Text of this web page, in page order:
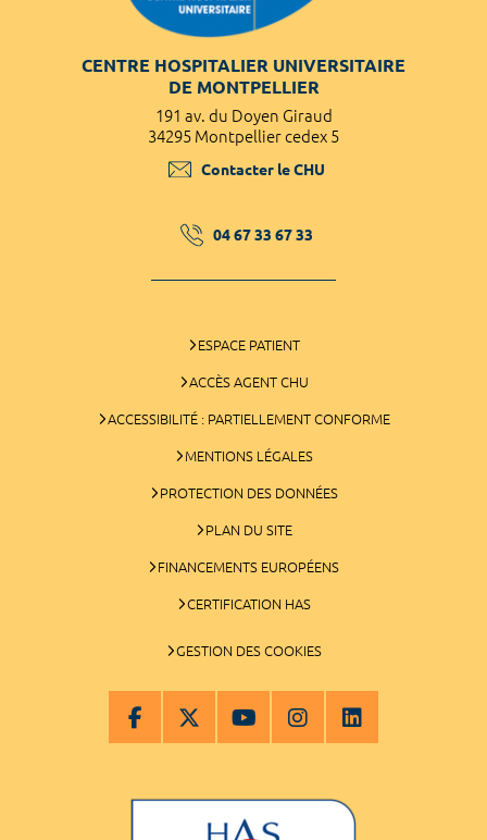
CENTRE HOSPITALIER UNIVERSITAIRE
DE MONTPELLIER
191 av. du Doyen Giraud
34295 Montpellier cedex 5
Contacter le CHU
04 67 33 67 33
ESPACE PATIENT
ACCÈS AGENT CHU
ACCESSIBILITÉ : PARTIELLEMENT CONFORME
MENTIONS LÉGALES
PROTECTION DES DONNÉES
PLAN DU SITE
FINANCEMENTS EUROPÉENS
CERTIFICATION HAS
GESTION DES COOKIES